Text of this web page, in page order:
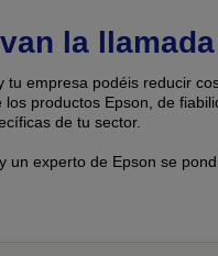
la llamada
tu empresa podéis reducir
productos Epson, de
de tu sector.
un experto de Epson se